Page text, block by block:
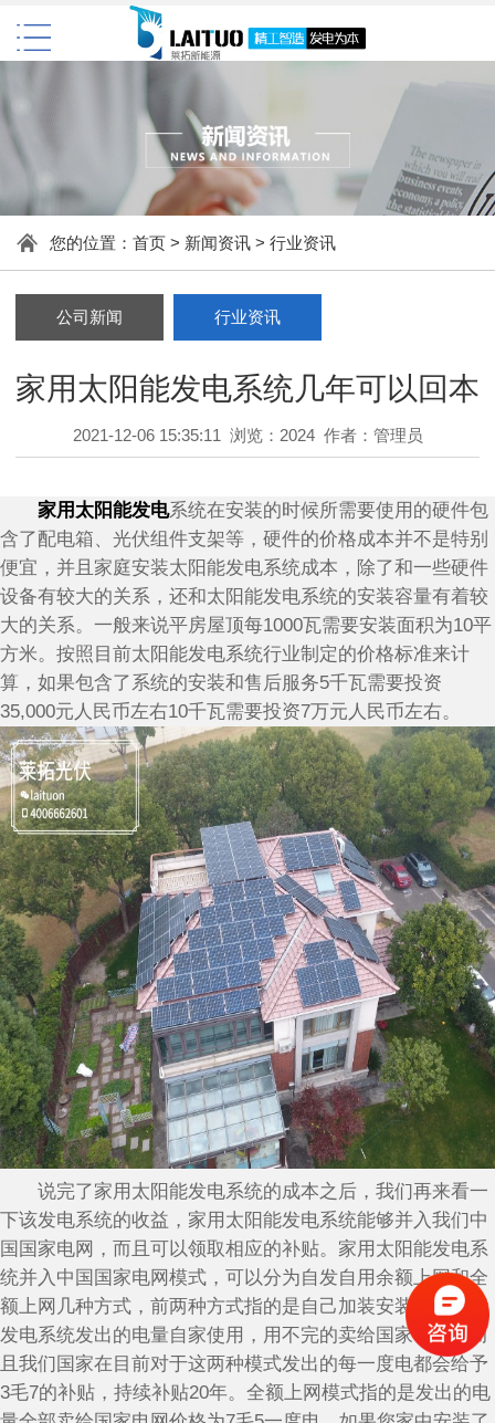
您的位置： 首页> 新闻资讯> 行业资讯
公司新闻 行业资讯
家用太阳能发电系统几年可以回本
2021-12-06 15:35:11 浏览：2024 作者：管理员
家用太阳能发电系统在安装的时候所需要使用的硬件包
含了配电箱、光伏组件支架等，硬件的价格成本并不是特别
便宜，并且家庭安装太阳能发电系统成本，除了和一些硬件
设备有较大的关系，还和太阳能发电系统的安装容量有着较
大的关系。一般来说平房屋顶每1000瓦需要安装面积为10平
方米。按照目前太阳能发电系统行业制定的价格标准来计
算，如果包含了系统的安装和售后服务5千瓦需要投资
35,000元人民币左右10千瓦需要投资7万元人民币左右。
说完了家用太阳能发电系统的成本之后，我们再来看一
下该发电系统的收益，家用太阳能发电系统能够并入我们中
国国家电网，而且可以领取相应的补贴。家用太阳能发电系
统并入中国国家电网模式，可以分为自发自用余额上网和全
额上网几种方式，前两种方式指的是自己加装安装的太阳能
发电系统发出的电量自家使用，用不完的卖给国家电网，而
且我们国家在目前对于这两种模式发出的每一度电都会给予
3毛7的补贴，持续补贴20年。全额上网模式指的是发出的电